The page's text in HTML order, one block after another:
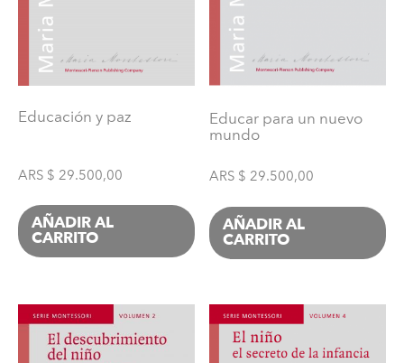
Educación y paz
ARS $ 29.500,00
AÑADIR AL
CARRITO
Educar para un nuevo
mundo
ARS $ 29.500,00
AÑADIR AL
CARRITO